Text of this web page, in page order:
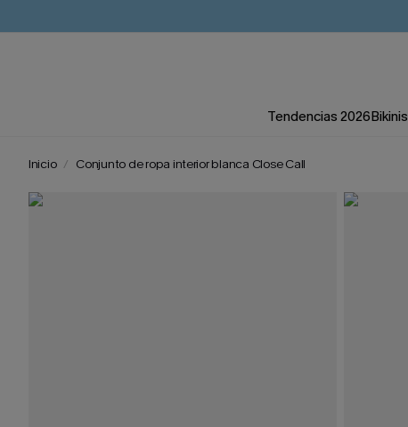
Tendencias 2026Bikinis
Inicio Conjunto de ropa interior blanca Close Call